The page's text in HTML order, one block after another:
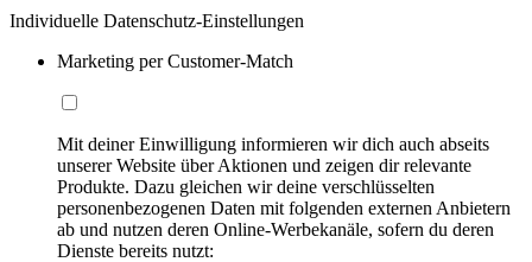
Individuelle Datenschutz-Einstellungen
Marketing per Customer-Match
Mit deiner Einwilligung informieren wir dich auch abseits
unserer Website über Aktionen und zeigen dir relevante
Produkte. Dazu gleichen wir deine verschlüsselten
personenbezogenen Daten mit folgenden externen Anbietern
ab und nutzen deren Online-Werbekanäle, sofern du deren
Dienste bereits nutzt: